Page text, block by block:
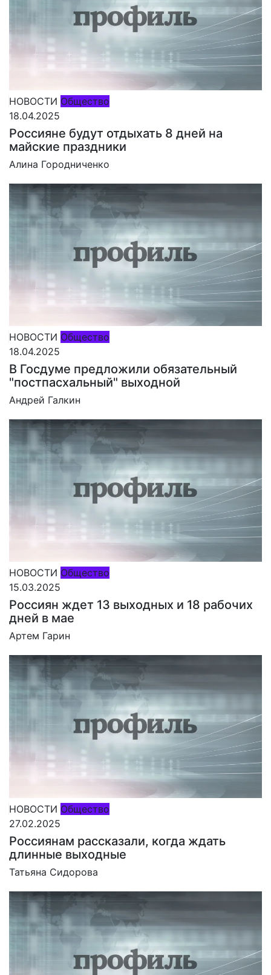
НОВОСТИ Общество
18.04.2025
Россияне будут отдыхать 8 дней на
майские праздники
Алина Городниченко
НОВОСТИ Общество
18.04.2025
В Госдуме предложили обязательный
"постпасхальный" выходной
Андрей Галкин
НОВОСТИ Общество
15.03.2025
Россиян ждет 13 выходных и 18 рабочих
дней в мае
Артем Гарин
НОВОСТИ Общество
27.02.2025
Россиянам рассказали, когда ждать
длинные выходные
Татьяна Сидорова